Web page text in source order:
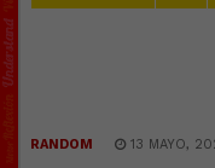
RANDOM 13 MAYO,